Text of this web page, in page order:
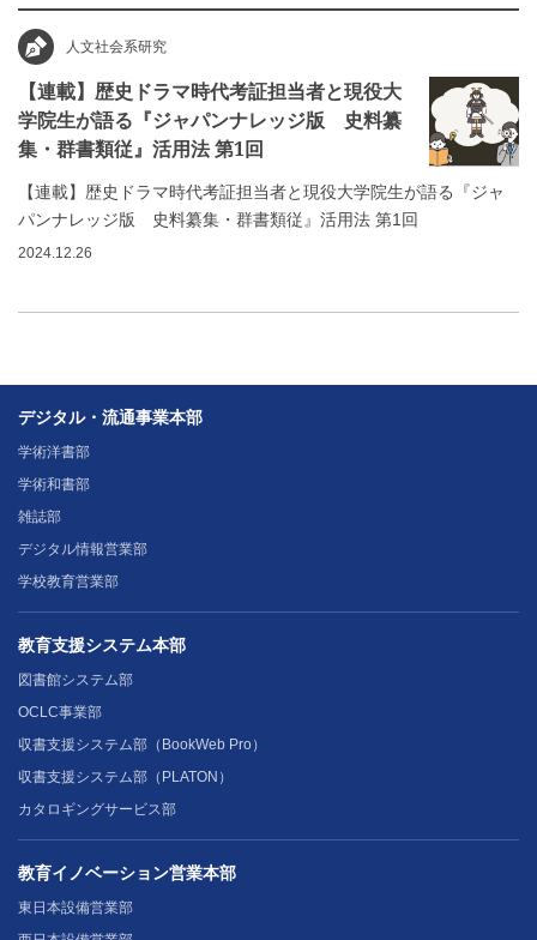
人文社会系研究
【連載】歴史ドラマ時代考証担当者と現役大
学院生が語る『ジャパンナレッジ版 史料纂
集・群書類従』活用法 第1回
【連載】歴史ドラマ時代考証担当者と現役大学院生が語る『ジャ
パンナレッジ版 史料纂集・群書類従』活用法 第1回
2024.12.26
デジタル・流通事業本部
学術洋書部
学術和書部
雑誌部
デジタル情報営業部
学校教育営業部
教育支援システム本部
図書館システム部
OCLC事業部
収書支援システム部（BookWeb Pro）
収書支援システム部（PLATON）
カタロギングサービス部
教育イノベーション営業本部
東日本設備営業部